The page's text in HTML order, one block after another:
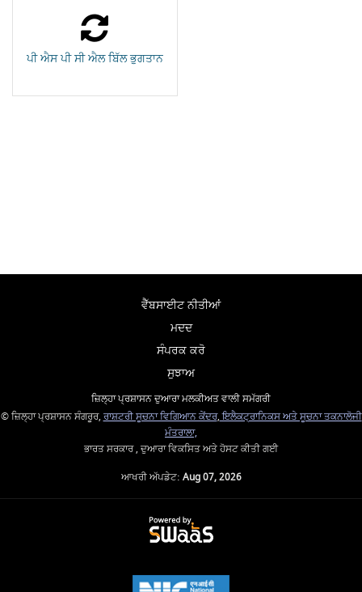
ਪੀ ਐਸ ਪੀ ਸੀ ਐਲ ਬਿੱਲ ਭੁਗਤਾਨ
ਵੈੱਬਸਾਈਟ ਨੀਤੀਆਂ
ਮਦਦ
ਸੰਪਰਕ ਕਰੋ
ਸੁਝਾਅ
ਜ਼ਿਲ੍ਹਾ ਪ੍ਰਸ਼ਾਸਨ ਦੁਆਰਾ ਮਲਕੀਅਤ ਵਾਲੀ ਸਮੱਗਰੀ
© ਜ਼ਿਲ੍ਹਾ ਪ੍ਰਸ਼ਾਸਨ ਸੰਗਰੂਰ, ਰਾਸ਼ਟਰੀ ਸੂਚਨਾ ਵਿਗਿਆਨ ਕੇਂਦਰ,ਇਲੈਕਟ੍ਰਾਨਿਕਸ ਅਤੇ ਸੂਚਨਾ ਤਕਨਾਲੋਜੀ
ਮੰਤਰਾਲਾ,
ਭਾਰਤ ਸਰਕਾਰ , ਦੁਆਰਾ ਵਿਕਸਿਤ ਅਤੇ ਹੋਸਟ ਕੀਤੀ ਗਈ
ਆਖਰੀ ਅੱਪਡੇਟ: Aug 07, 2026